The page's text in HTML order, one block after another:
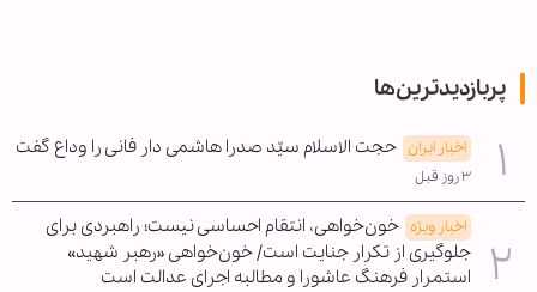
پربازدیدترین‌ها
اخبار ایران حجت الاسلام سیّد صدرا هاشمی دار فانی را وداع گفت
۳ روز قبل
اخبار ویژه خون‌خواهی، انتقام احساسی نیست؛ راهبردی برای
جلوگیری از تکرار جنایت است/ خون‌خواهی «رهبر شهید»
استمرار فرهنگ عاشورا و مطالبه اجرای عدالت است